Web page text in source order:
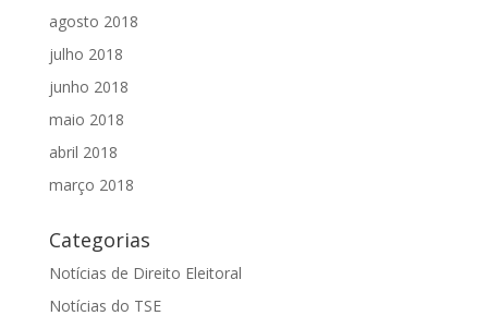
agosto 2018
julho 2018
junho 2018
maio 2018
abril 2018
março 2018
Categorias
Notícias de Direito Eleitoral
Notícias do TSE